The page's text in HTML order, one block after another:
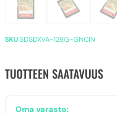
SKU SDSDXVA-128G-GNCIN
TUOTTEEN SAATAVUUS
Oma varasto: